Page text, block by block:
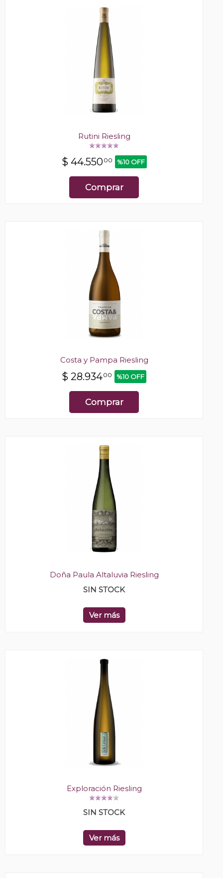
Rutini Riesling
$ 44.55000 %10 OFF
Comprar
Costa y Pampa Riesling
$ 28.93400 %10 OFF
Comprar
Doña Paula Altaluvia Riesling
SIN STOCK
Ver más
Exploración Riesling
SIN STOCK
Ver más